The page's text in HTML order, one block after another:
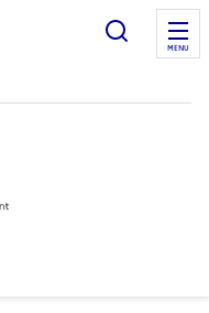
Ouvrir
MENU